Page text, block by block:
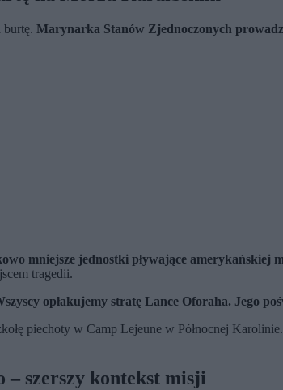
burtę. Marynarka Stanów Zjednoczonych
mniejsze jednostki pływające amerykańskiej
tragedii.
opłakujemy stratę Lance Oforaha. Jego
piechoty w Camp Lejeune w Północnej
szerszy kontekst misji